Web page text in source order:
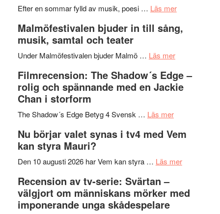
genrens
terräng
på
Efter en sommar fylld av musik, poesi … Läs merom
Endre,
Roland
Pöntinen
Artipelag
Malmöfestivalen bjuder in till sång,
musik, samtal och teater
Under Malmöfestivalen bjuder Malmö … Läs merom
bjuder
in
samtal
teater
Filmrecension: The Shadow´s Edge –
rolig och spännande med en Jackie
Chan i storform
The Shadow´s Edge Betyg 4 Svensk … Läs merom
The
´s
rolig
Nu börjar valet synas i tv4 med Vem
kan styra Mauri?
Den 10 augusti 2026 har Vem kan styra … Läs merom
valet
Recension av tv-serie: Svärtan –
välgjort om människans mörker med
imponerande unga skådespelare